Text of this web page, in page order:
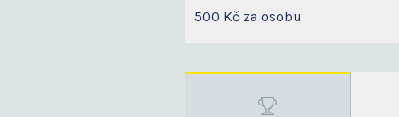
500 Kč za osobu